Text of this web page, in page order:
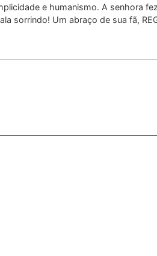
e humanismo. A senhora
sorrindo! Um abraço de sua fã,